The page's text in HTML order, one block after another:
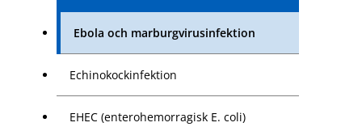
Ebola och marburgvirusinfektion
Echinokockinfektion
EHEC (enterohemorragisk E. coli)